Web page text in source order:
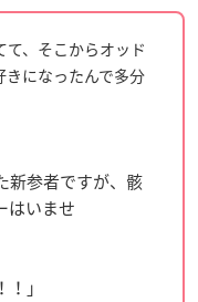
て、そこからオッド
になったんで多分
新参者ですが、骸
はいませ
」